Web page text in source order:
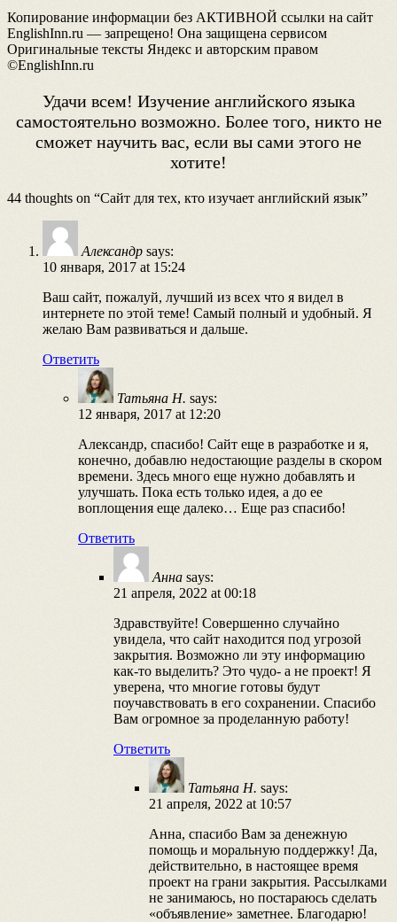
Копирование информации без АКТИВНОЙ ссылки на сайт
EnglishInn.ru — запрещено! Она защищена сервисом
Оригинальные тексты Яндекс и авторским правом
©EnglishInn.ru
Удачи всем! Изучение английского языка
самостоятельно возможно. Более того, никто не
сможет научить вас, если вы сами этого не
хотите!
44 thoughts on “Сайт для тех, кто изучает английский язык”
Александр says:
10 января, 2017 at 15:24
Ваш сайт, пожалуй, лучший из всех что я видел в
интернете по этой теме! Самый полный и удобный. Я
желаю Вам развиваться и дальше.
Ответить
Татьяна Н. says:
12 января, 2017 at 12:20
Александр, спасибо! Сайт еще в разработке и я,
конечно, добавлю недостающие разделы в скором
времени. Здесь много еще нужно добавлять и
улучшать. Пока есть только идея, а до ее
воплощения еще далеко… Еще раз спасибо!
Ответить
Анна says:
21 апреля, 2022 at 00:18
Здравствуйте! Совершенно случайно
увидела, что сайт находится под угрозой
закрытия. Возможно ли эту информацию
как-то выделить? Это чудо- а не проект! Я
уверена, что многие готовы будут
поучавствовать в его сохранении. Спасибо
Вам огромное за проделанную работу!
Ответить
Татьяна Н. says:
21 апреля, 2022 at 10:57
Анна, спасибо Вам за денежную
помощь и моральную поддержку! Да,
действительно, в настоящее время
проект на грани закрытия. Рассылками
не занимаюсь, но постараюсь сделать
«объявление» заметнее. Благодарю!